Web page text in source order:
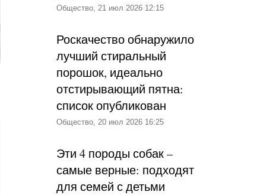
Общество, 21 июл 2026 12:15
Роскачество обнаружило
лучший стиральный
порошок, идеально
отстирывающий пятна:
список опубликован
Общество, 20 июл 2026 16:25
Эти 4 породы собак –
самые верные: подходят
для семей с детьми